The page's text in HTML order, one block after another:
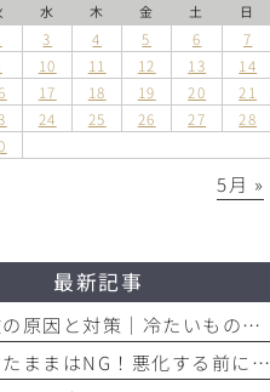
水 木 金 土 日
3 4 5 6
7
10 11 12 13
14
17 18 19 20
21
24 25 26 27
28
5月 »
最新記事
知覚過敏の原因と対策｜冷たいものがしみる痛みを今すぐ和らげる方法
歯が欠けたままはNG！悪化する前に知るべき応急処置と歯医者での治療